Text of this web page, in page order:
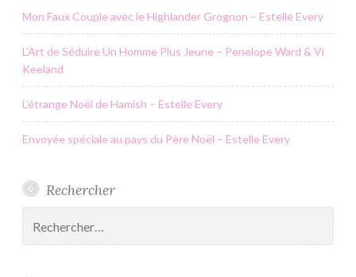
Mon Faux Couple avec le Highlander Grognon – Estelle Every
L’Art de Séduire Un Homme Plus Jeune – Penelope Ward & Vi
Keeland
L’étrange Noël de Hamish – Estelle Every
Envoyée spéciale au pays du Père Noël – Estelle Every
Rechercher